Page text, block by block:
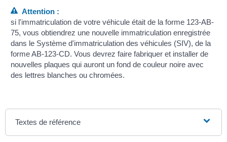
Attention :
si l'immatriculation de votre véhicule était de la forme 123-AB-
75, vous obtiendrez une nouvelle immatriculation enregistrée
dans le Système d'immatriculation des véhicules (SIV), de la
forme AB-123-CD. Vous devrez faire fabriquer et installer de
nouvelles plaques qui auront un fond de couleur noire avec
des lettres blanches ou chromées.
Textes de référence